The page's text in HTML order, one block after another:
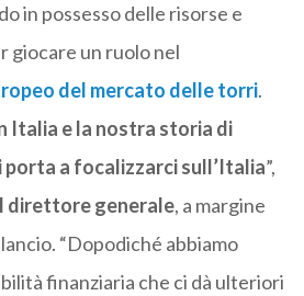
in possesso delle risorse e
giocare un ruolo nel
del mercato delle torri.
Italia e la nostra storia di
porta a focalizzarci sull’Italia”,
direttore generale, a margine
“Dopodiché abbiamo
finanziaria che ci dà ulteriori